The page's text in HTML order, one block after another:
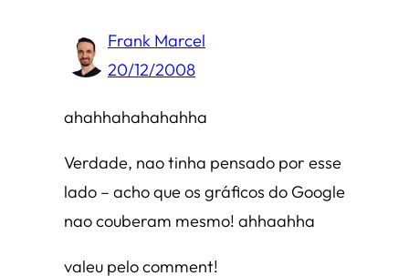
Frank Marcel
20/12/2008
ahahhahahahahha
Verdade, nao tinha pensado por esse
lado – acho que os gráficos do Google
nao couberam mesmo! ahhaahha
valeu pelo comment!